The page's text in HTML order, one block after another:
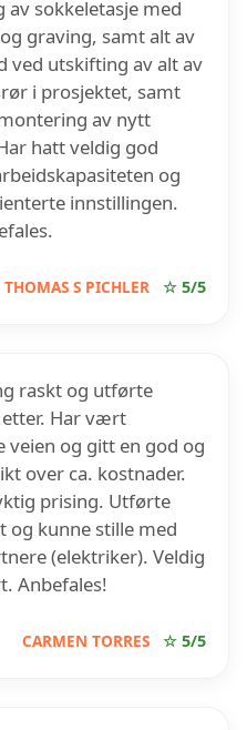
sokkeletasje med
graving, samt alt av
ved utskifting av alt av
i prosjektet, samt
av nytt
hatt veldig god
og
innstillingen.
THOMAS S PICHLER ☆ 5/5
raskt og utførte
Har vært
veien og gitt en god og
over ca. kostnader.
prising. Utførte
og kunne stille med
(elektriker). Veldig
Anbefales!
CARMEN TORRES ☆ 5/5